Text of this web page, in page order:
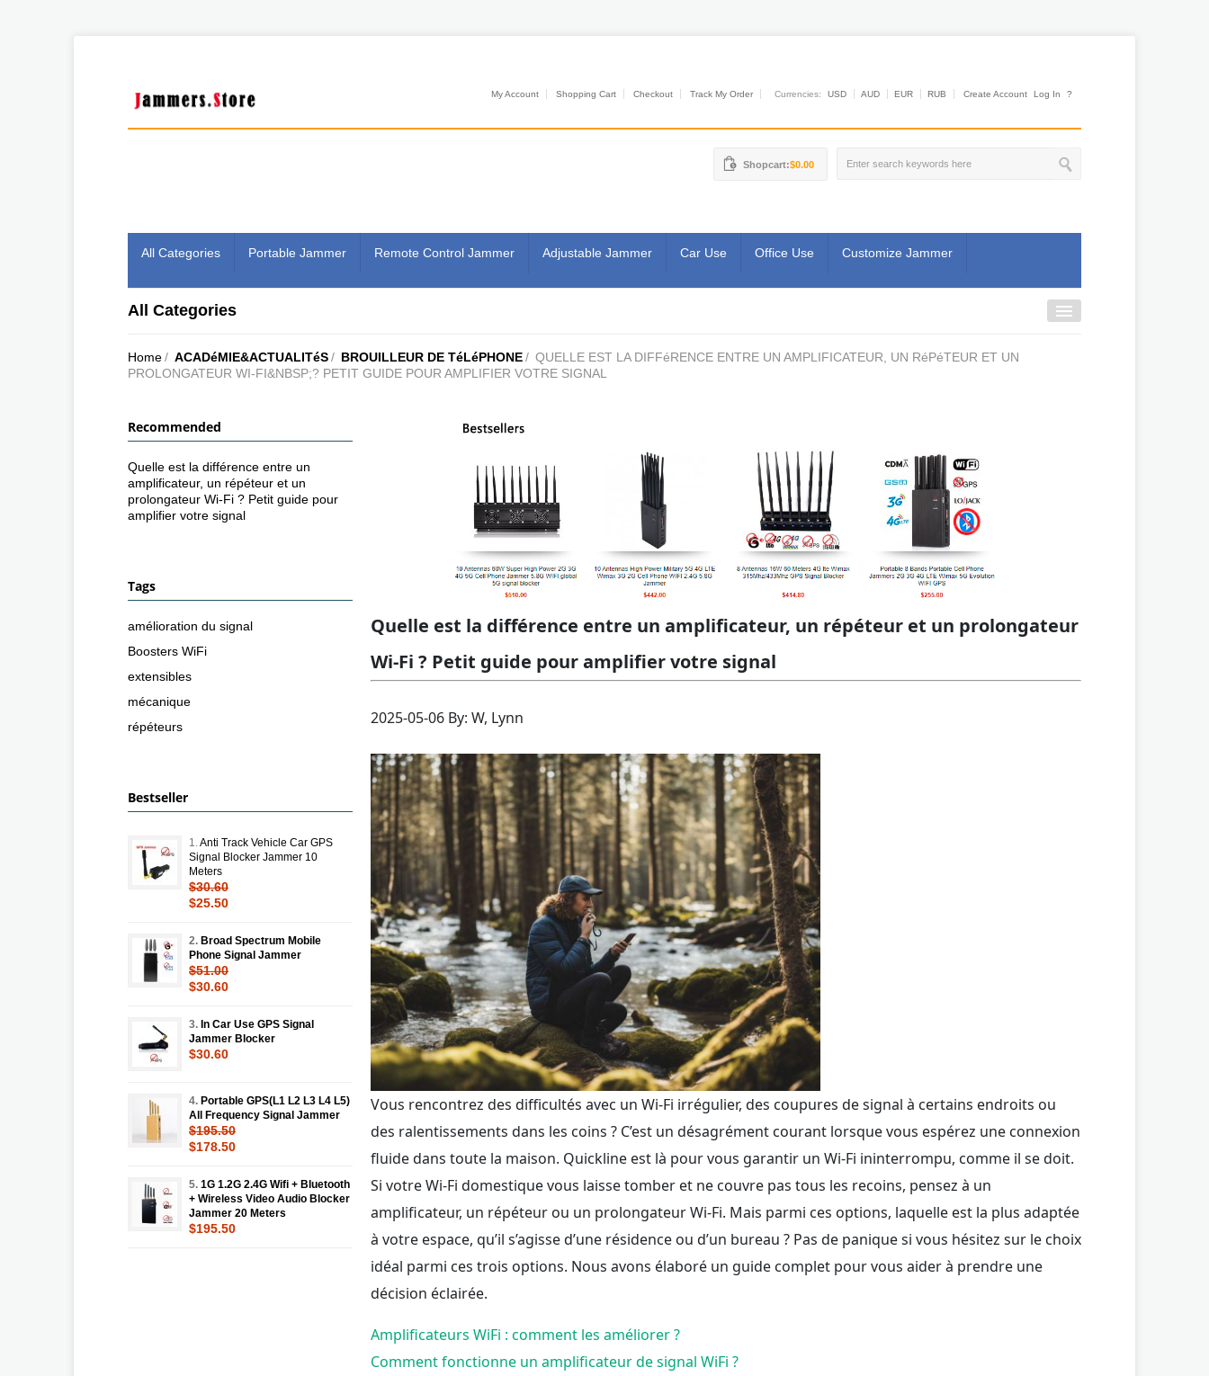
My Account Shopping Cart Checkout Track My Order Currencies: USD AUD EUR RUB Create Account Log In ?
Shopcart:$0.00
All Categories Portable Jammer Remote Control Jammer Adjustable Jammer Car Use Office Use Customize Jammer
All Categories
Home/ ACADéMIE&ACTUALITéS/ BROUILLEUR DE TéLéPHONE/ QUELLE EST LA DIFFéRENCE ENTRE UN AMPLIFICATEUR, UN RéPéTEUR ET UN
PROLONGATEUR WI-FI&NBSP;? PETIT GUIDE POUR AMPLIFIER VOTRE SIGNAL
Quelle est la différence entre un amplificateur, un répéteur et un prolongateur
Wi-Fi ? Petit guide pour amplifier votre signal
2025-05-06 By: W, Lynn
Vous rencontrez des difficultés avec un Wi-Fi irrégulier, des coupures de signal à certains endroits ou
des ralentissements dans les coins ? C’est un désagrément courant lorsque vous espérez une connexion
fluide dans toute la maison. Quickline est là pour vous garantir un Wi-Fi ininterrompu, comme il se doit.
Si votre Wi-Fi domestique vous laisse tomber et ne couvre pas tous les recoins, pensez à un
amplificateur, un répéteur ou un prolongateur Wi-Fi. Mais parmi ces options, laquelle est la plus adaptée
à votre espace, qu’il s’agisse d’une résidence ou d’un bureau ? Pas de panique si vous hésitez sur le choix
idéal parmi ces trois options. Nous avons élaboré un guide complet pour vous aider à prendre une
décision éclairée.
Amplificateurs WiFi : comment les améliorer ?
Comment fonctionne un amplificateur de signal WiFi ?
Recommended
Quelle est la différence entre un
amplificateur, un répéteur et un
prolongateur Wi-Fi ? Petit guide pour
amplifier votre signal
Tags
amélioration du signal
Boosters WiFi
extensibles
mécanique
répéteurs
Bestseller
1.Anti Track Vehicle Car GPS
Signal Blocker Jammer 10
Meters
$30.60
$25.50
2. Broad Spectrum Mobile
Phone Signal Jammer
$51.00
$30.60
3. In Car Use GPS Signal
Jammer Blocker
$30.60
4. Portable GPS(L1 L2 L3 L4 L5)
All Frequency Signal Jammer
$195.50
$178.50
5. 1G 1.2G 2.4G Wifi + Bluetooth
+ Wireless Video Audio Blocker
Jammer 20 Meters
$195.50